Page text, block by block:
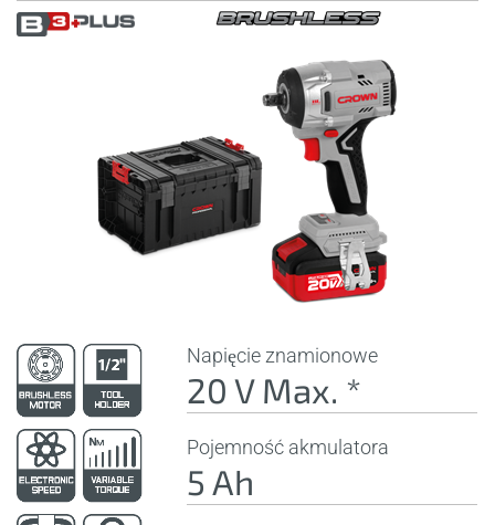
Napięcie znamionowe
20 V Max. *
Pojemność akmulatora
5 Ah